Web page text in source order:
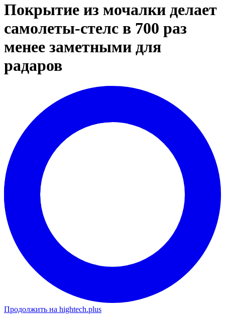
Покрытие из мочалки делает
самолеты-стелс в 700 раз
менее заметными для
радаров
Продолжить на hightech.plus